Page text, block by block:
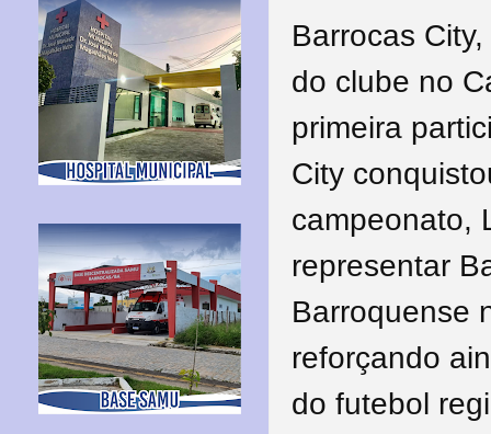
Barrocas
do clube no
primeira
City
campeonato,
representar
Barroquense
reforçando
do futebol